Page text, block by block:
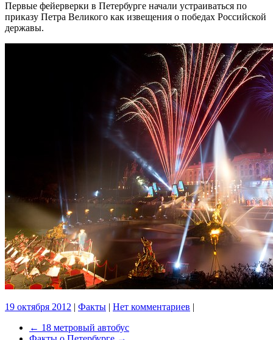
Первые фейерверки в Петербурге начали устраиваться по
приказу Петра Великого как извещения о победах Российской
державы.
19 октября 2012 | Факты | Нет комментариев |
← 18 метровый автобус